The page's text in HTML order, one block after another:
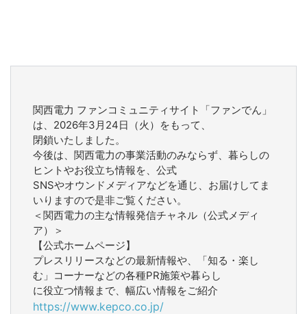
関西電力 ファンコミュニティサイト「ファンでん」
は、2026年3月24日（火）をもって、
閉鎖いたしました。
今後は、関西電力の事業活動のみならず、暮らしの
ヒントやお役立ち情報を、公式
SNSやオウンドメディアなどを通じ、お届けしてま
いりますので是非ご覧ください。
＜関西電力の主な情報発信チャネル（公式メディ
ア）＞
【公式ホームページ】
プレスリリースなどの最新情報や、「知る・楽し
む」コーナーなどの各種PR施策や暮らし
に役立つ情報まで、幅広い情報をご紹介
https://www.kepco.co.jp/